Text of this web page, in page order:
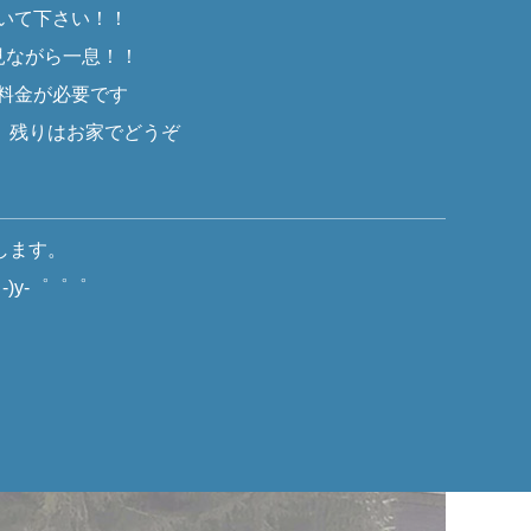
下さい！！
がら一息！！
が必要です
はお家でどうぞ
す。
゜゜゜